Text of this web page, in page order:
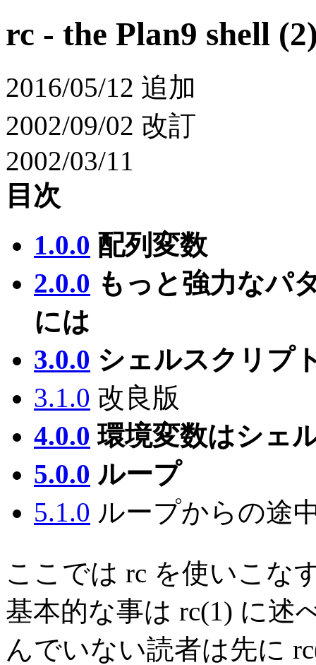
rc - the Plan9 shell
2016/05/12 追加
2002/09/02 改訂
2002/03/11
目次
1.0.0 配列変数
2.0.0 もっと強力なパ
には
3.0.0 シェルスクリプ
3.1.0 改良版
4.0.0 環境変数はシェ
5.0.0 ループ
5.1.0 ループからの途
ここでは rc を使いこな
基本的な事は rc(1) に述
んでいない読者は先に